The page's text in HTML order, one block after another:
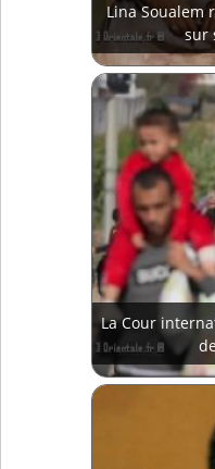
Lina Soualem
sur
La Cour